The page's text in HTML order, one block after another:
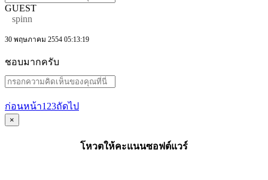
GUEST
spinn
30 พฤษภาคม 2554 05:13:19
ชอบมากครับ
ก่อนหน้า1 23ถัดไป
×
โหวตให้คะแนนซอฟต์แวร์